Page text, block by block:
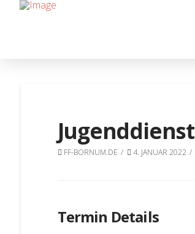
Jugenddienst
FF-BORNUM.DE 4. JANUAR 2022
Termin Details